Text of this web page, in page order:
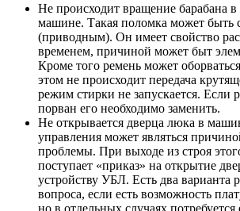
Не происходит вращение барабана в
машине. Такая поломка может быть
(приводным). Он имеет свойство
временем, причиной может быт
Кроме того ремень может
этом не происходит передача
режим стирки не запускается. Если
порван его необходимо заменить.
Не открывается дверца люка в
управления может являться
проблемы. При выходе из строя
поступает «приказ» на открытие
устройству УБЛ. Есть два варианта
вопроса, если есть возможность
но в отдельных случаях потребуется